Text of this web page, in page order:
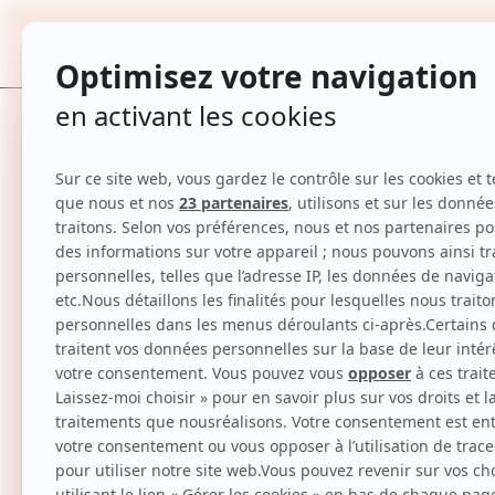
Routine réparatrice format voyage - Kératine -
Routine réparatrice format voyage -